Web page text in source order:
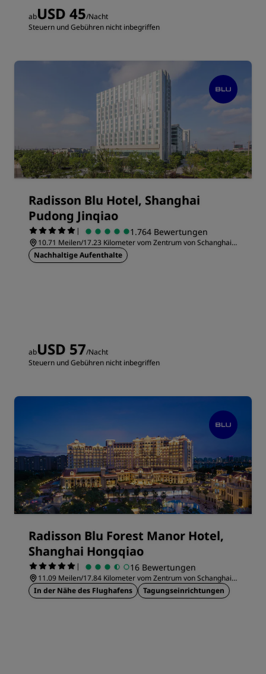
abUSD 45/Nacht
Steuern und Gebühren nicht inbegriffen
Radisson Blu Hotel, Shanghai
Pudong Jinqiao
| 1.764 Bewertungen
10.71 Meilen/17.23 Kilometer vom Zentrum von Schanghai
entfernt
Nachhaltige Aufenthalte
abUSD 57/Nacht
Steuern und Gebühren nicht inbegriffen
Radisson Blu Forest Manor Hotel,
Shanghai Hongqiao
| 16 Bewertungen
11.09 Meilen/17.84 Kilometer vom Zentrum von Schanghai
entfernt
In der Nähe des Flughafens Tagungseinrichtungen